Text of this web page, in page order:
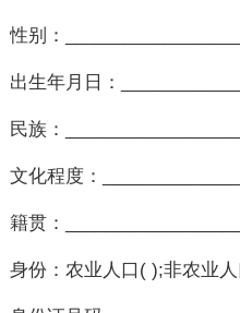
性别：
出生年月日：
民族：
文化程度：
籍贯：
身份：农业人口( );非农业